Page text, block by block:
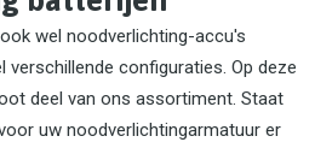
wel noodverlichting-accu's
verschillende configuraties. Op deze
deel van ons assortiment. Staat
uw noodverlichtingarmatuur er